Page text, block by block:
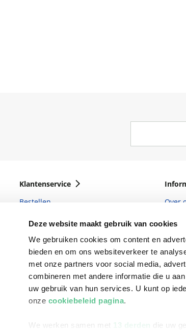
Deze website maakt gebruik van cookies
We gebruiken cookies om content en
bieden en om ons websiteverkeer te
met onze partners voor social media,
combineren met andere informatie die u
uw gebruik van hun services. U kunt op
onze cookiebeleid pagina.
We werken samen met 13 derden die uw
Klantenservice
Bestellen
Bezorging
Betalen
Retourneren
Veelgestelde vragen
Over